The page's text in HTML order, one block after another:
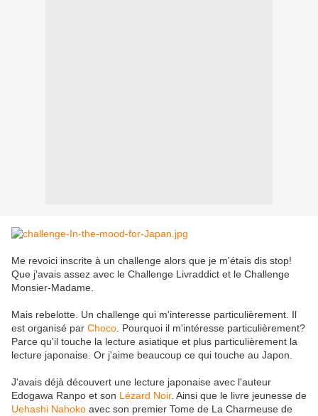
Me revoici inscrite à un challenge alors que je m'étais dis stop!
Que j'avais assez avec le Challenge Livraddict et le Challenge
Monsier-Madame.
Mais rebelotte. Un challenge qui m'interesse particulièrement. Il
est organisé par Choco . Pourquoi il m'intéresse particulièrement?
Parce qu'il touche la lecture asiatique et plus particulièrement la
lecture japonaise. Or j'aime beaucoup ce qui touche au Japon.
J'avais déjà découvert une lecture japonaise avec l'auteur
Edogawa Ranpo et son Lézard Noir. Ainsi que le livre jeunesse de
Uehashi Nahoko avec son premier Tome de La Charmeuse de